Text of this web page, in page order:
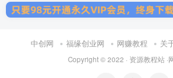
中创网 福缘创业网 网赚教程 关
Copyright © 2022 · 资源教程站 ·